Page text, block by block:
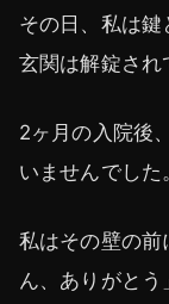
その日、私は鍵
玄関は解錠され
2ヶ月の入院後
いませんでした
私はその壁の前
ん、ありがとう